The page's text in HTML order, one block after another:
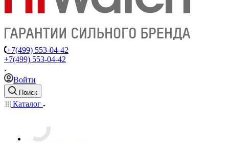
+7(499) 553-04-42
+7(499) 553-04-42
Войти
Поиск
Каталог